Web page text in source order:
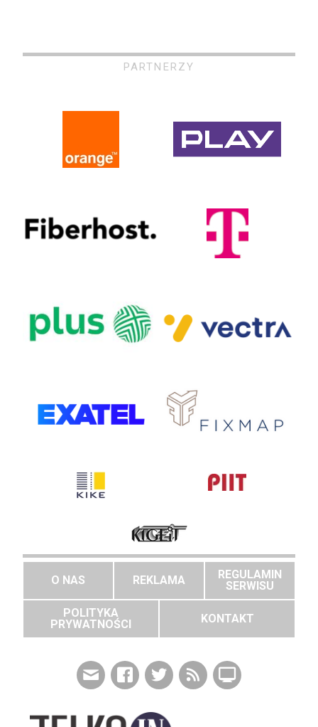
PARTNERZY
O NAS REKLAMA
REGULAMIN
SERWISU
POLITYKA
PRYWATNOŚCI
KONTAKT